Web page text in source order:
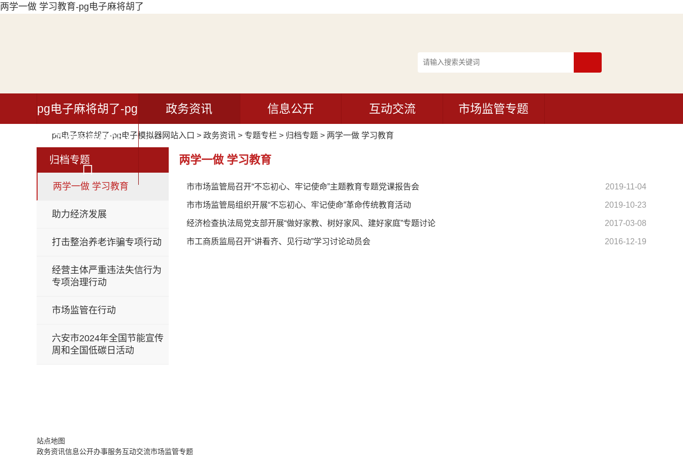
两学一做 学习教育-pg电子麻将胡了
pg电子麻将胡了-pg
电子模拟器网站入
口
政务资讯 信息公开 互动交流 市场监管专题
pg电子麻将胡了-pg电子模拟器网站入口 > 政务资讯 > 专题专栏 > 归档专题 > 两学一做 学习教育
归档专题
两学一做 学习教育
助力经济发展
打击整治养老诈骗专项行动
经营主体严重违法失信行为
专项治理行动
市场监管在行动
六安市2024年全国节能宣传
周和全国低碳日活动
两学一做 学习教育
市市场监管局召开“不忘初心、牢记使命”主题教育专题党课报告会 2019-11-04
市市场监管局组织开展“不忘初心、牢记使命”革命传统教育活动 2019-10-23
经济检查执法局党支部开展“做好家教、树好家风、建好家庭”专题讨论 2017-03-08
市工商质监局召开“讲看齐、见行动”学习讨论动员会 2016-12-19
站点地图
政务资讯信息公开办事服务互动交流市场监管专题